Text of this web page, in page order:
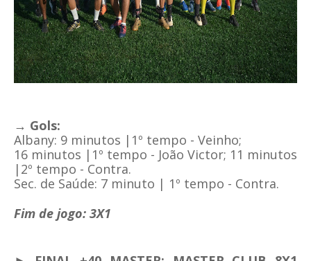
→ Gols:
Albany: 9 minutos |1º tempo - Veinho;
16 minutos |1º tempo - João Victor; 11 minutos
|2º tempo - Contra.
Sec. de Saúde: 7 minuto | 1º tempo - Contra.
Fim de jogo: 3X1